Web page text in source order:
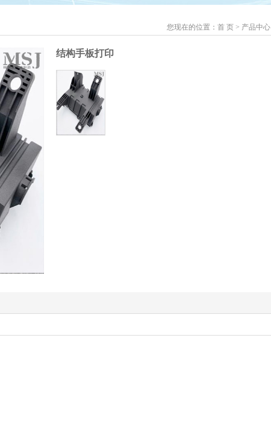
您现在的位置： 首 页 > 产品中心
结构手板打印